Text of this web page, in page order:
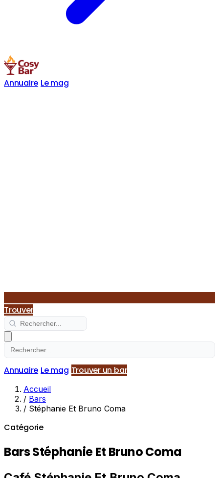
Annuaire Le mag
Trouver
Annuaire Le mag Trouver un bar
Accueil
/ Bars
/ Stéphanie Et Bruno Coma
Catégorie
Bars Stéphanie Et Bruno Coma